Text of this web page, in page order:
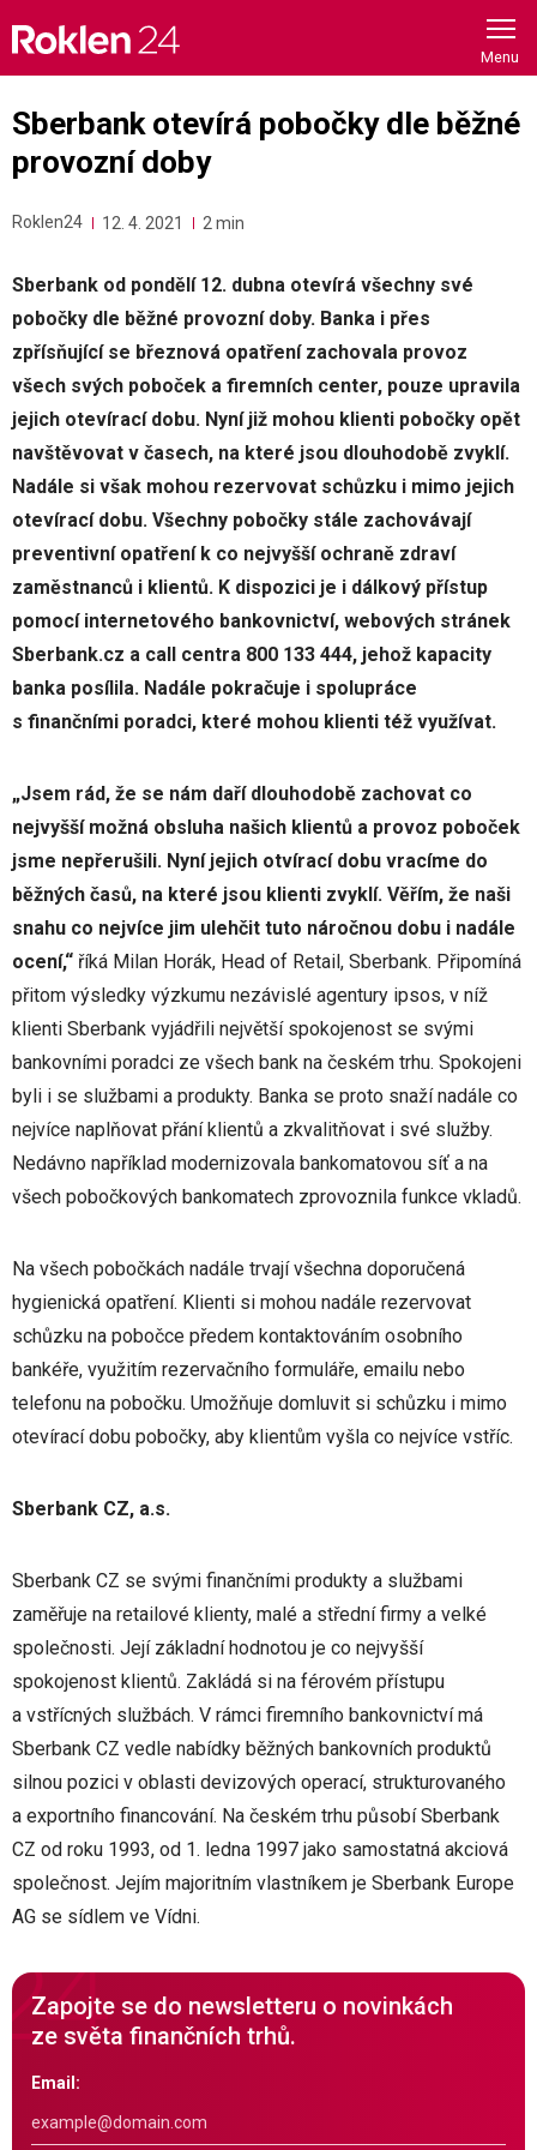
content
Sberbank otevírá pobočky dle běžné
provozní doby
Roklen24 12. 4. 2021 2 min
Sberbank od pondělí 12. dubna otevírá všechny své
pobočky dle běžné provozní doby. Banka i přes
zpřísňující se březnová opatření zachovala provoz
všech svých poboček a firemních center, pouze upravila
jejich otevírací dobu. Nyní již mohou klienti pobočky opět
navštěvovat v časech, na které jsou dlouhodobě zvyklí.
Nadále si však mohou rezervovat schůzku i mimo jejich
otevírací dobu. Všechny pobočky stále zachovávají
preventivní opatření k co nejvyšší ochraně zdraví
zaměstnanců i klientů. K dispozici je i dálkový přístup
pomocí internetového bankovnictví, webových stránek
Sberbank.cz a call centra 800 133 444, jehož kapacity
banka posílila. Nadále pokračuje i spolupráce
s finančními poradci, které mohou klienti též využívat.
„Jsem rád, že se nám daří dlouhodobě zachovat co
nejvyšší možná obsluha našich klientů a provoz poboček
jsme nepřerušili. Nyní jejich otvírací dobu vracíme do
běžných časů, na které jsou klienti zvyklí. Věřím, že naši
snahu co nejvíce jim ulehčit tuto náročnou dobu i nadále
ocení,“ říká Milan Horák, Head of Retail, Sberbank. Připomíná
přitom výsledky výzkumu nezávislé agentury ipsos, v níž
klienti Sberbank vyjádřili největší spokojenost se svými
bankovními poradci ze všech bank na českém trhu. Spokojeni
byli i se službami a produkty. Banka se proto snaží nadále co
nejvíce naplňovat přání klientů a zkvalitňovat i své služby.
Nedávno například modernizovala bankomatovou síť a na
všech pobočkových bankomatech zprovoznila funkce vkladů.
Na všech pobočkách nadále trvají všechna doporučená
hygienická opatření. Klienti si mohou nadále rezervovat
schůzku na pobočce předem kontaktováním osobního
bankéře, využitím rezervačního formuláře, emailu nebo
telefonu na pobočku. Umožňuje domluvit si schůzku i mimo
otevírací dobu pobočky, aby klientům vyšla co nejvíce vstříc.
Sberbank CZ, a.s.
Sberbank CZ se svými finančními produkty a službami
zaměřuje na retailové klienty, malé a střední firmy a velké
společnosti. Její základní hodnotou je co nejvyšší
spokojenost klientů. Zakládá si na férovém přístupu
a vstřícných službách. V rámci firemního bankovnictví má
Sberbank CZ vedle nabídky běžných bankovních produktů
silnou pozici v oblasti devizových operací, strukturovaného
a exportního financování. Na českém trhu působí Sberbank
CZ od roku 1993, od 1. ledna 1997 jako samostatná akciová
společnost. Jejím majoritním vlastníkem je Sberbank Europe
AG se sídlem ve Vídni.
Zapojte se do newsletteru o novinkách
ze světa finančních trhů.
Email: